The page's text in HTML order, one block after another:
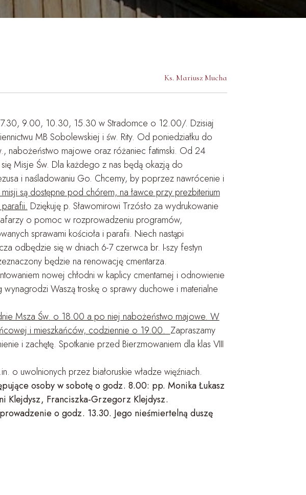
Ks. Mariusz Mucha
9.00, 10.30, 15.30 w Stradomce o 12.00/. Dzisiaj
MB Sobolewskiej i św. Rity. Od poniedziałku do
nabożeństwo majowe oraz różaniec fatimski. Od 24
Misje Św. Dla każdego z nas będą okazją do
i naśladowaniu Go. Chcemy, by poprzez nawrócenie i
są dostępne pod chórem, na ławce przy prezbiterium
Dziękuję p. Sławomirowi Trzósło za wydrukowanie
o pomoc w rozprowadzeniu programów,
sprawami kościoła i parafii. Niech nastąpi
odbędzie się w dniach 6-7 czerwca br. I-szy festyn
będzie na renowację cmentarza.
nowej chłodni w kaplicy cmentarnej i odnowienie
Waszą troskę o sprawy duchowe i materialne
Msza Św. o 18.00 a po niej nabożeństwo majowe. W
i mieszkańców, codziennie o 19.00. Zapraszamy
i zachętę. Spotkanie przed Bierzmowaniem dla klas VIII
o uwolnionych przez białoruskie władze więźniach.
osoby w sobotę o godz. 8.00: pp. Monika Łukasz
Klejdysz, Franciszka-Grzegorz Klejdysz.
o godz. 13.30. Jego nieśmiertelną duszę